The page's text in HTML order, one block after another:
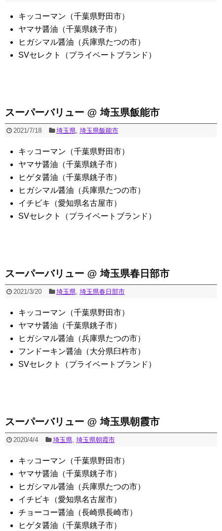
キッコーマン（千葉県野田市）
ヤマサ醤油（千葉県銚子市）
ヒガシマル醤油（兵庫県たつの市）
SVセレクト（プライベートブランド）
スーパーバリュー @ 埼玉県飯能市
2021/7/18 埼玉県, 埼玉県飯能市
キッコーマン（千葉県野田市）
ヤマサ醤油（千葉県銚子市）
ヒゲタ醤油（千葉県銚子市）
ヒガシマル醤油（兵庫県たつの市）
イチビキ（愛知県名古屋市）
SVセレクト（プライベートブランド）
スーパーバリュー @ 埼玉県春日部市
2021/3/20 埼玉県, 埼玉県春日部市
キッコーマン（千葉県野田市）
ヤマサ醤油（千葉県銚子市）
ヒガシマル醤油（兵庫県たつの市）
フンドーキン醤油（大分県臼杵市）
SVセレクト（プライベートブランド）
スーパーバリュー @ 埼玉県朝霞市
2020/4/4 埼玉県, 埼玉県朝霞市
キッコーマン（千葉県野田市）
ヤマサ醤油（千葉県銚子市）
ヒガシマル醤油（兵庫県たつの市）
イチビキ（愛知県名古屋市）
チョーコー醤油（長崎県長崎市）
ヒゲタ醤油（千葉県銚子市）